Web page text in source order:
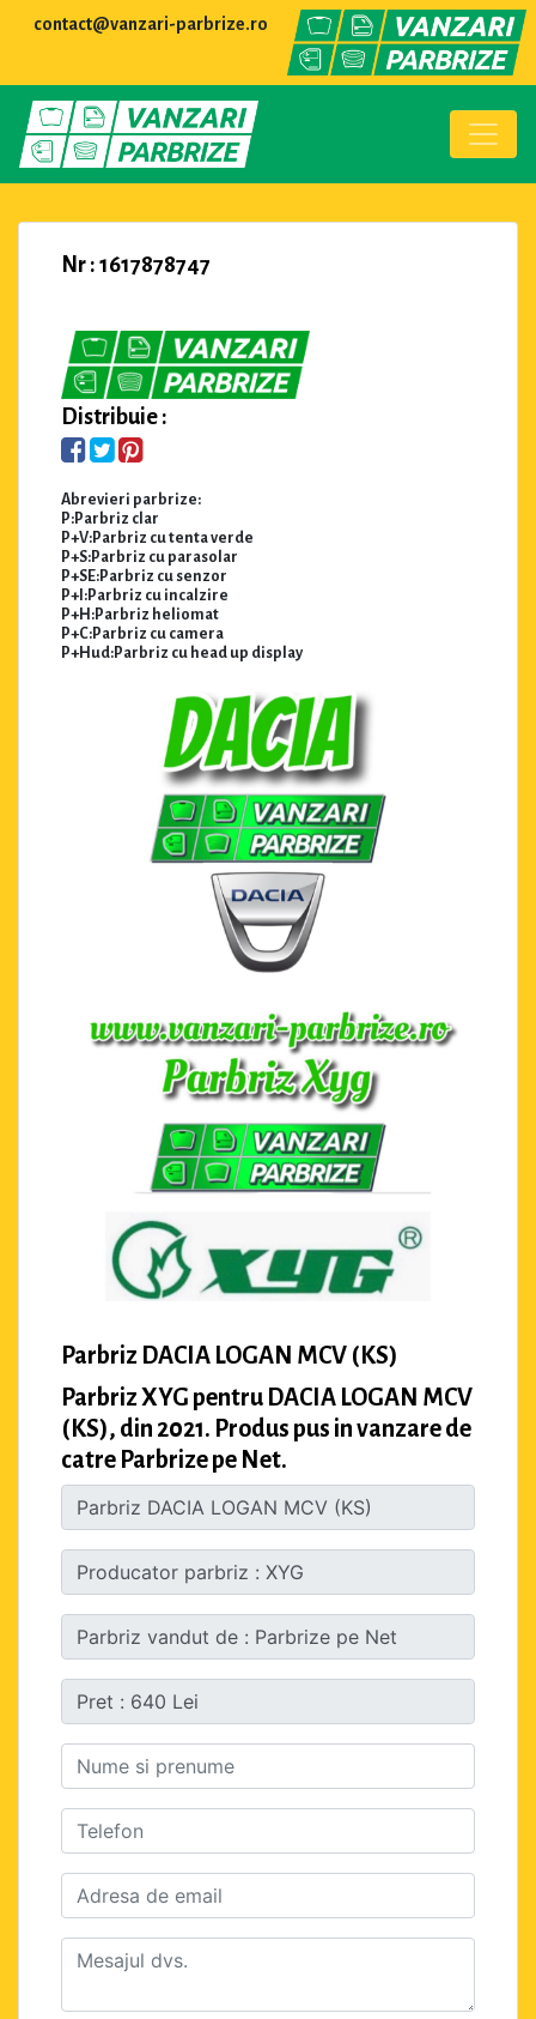
contact@vanzari-parbrize.ro
Nr : 1617878747
Distribuie :
Abrevieri parbrize:
P:Parbriz clar
P+V:Parbriz cu tenta verde
P+S:Parbriz cu parasolar
P+SE:Parbriz cu senzor
P+I:Parbriz cu incalzire
P+H:Parbriz heliomat
P+C:Parbriz cu camera
P+Hud:Parbriz cu head up display
Parbriz DACIA LOGAN MCV (KS)
Parbriz XYG pentru DACIA LOGAN MCV
(KS), din 2021. Produs pus in vanzare de
catre Parbrize pe Net.